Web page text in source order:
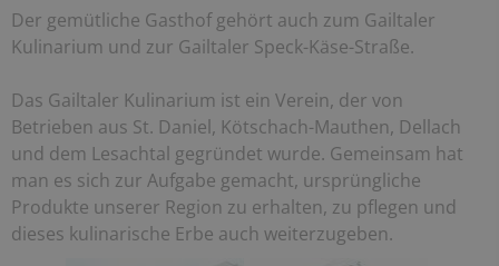
Der gemütliche Gasthof gehört auch zum Gailtaler
Kulinarium und zur Gailtaler Speck-Käse-Straße.
Das Gailtaler Kulinarium ist ein Verein, der von
Betrieben aus St. Daniel, Kötschach-Mauthen, Dellach
und dem Lesachtal gegründet wurde. Gemeinsam hat
man es sich zur Aufgabe gemacht, ursprüngliche
Produkte unserer Region zu erhalten, zu pflegen und
dieses kulinarische Erbe auch weiterzugeben.